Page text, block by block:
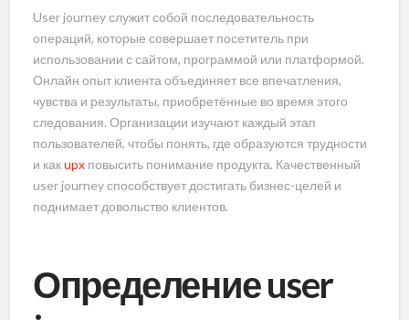
User journey служит собой последовательность
операций, которые совершает посетитель при
использовании с сайтом, программой или платформой.
Онлайн опыт клиента объединяет все впечатления,
чувства и результаты, приобретённые во время этого
следования. Организации изучают каждый этап
пользователей, чтобы понять, где образуются трудности
и какupx повысить понимание продукта. Качественный
user journey способствует достигать бизнес-целей и
поднимает довольство клиентов.
Определение user